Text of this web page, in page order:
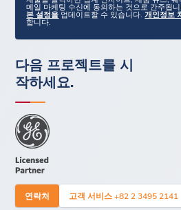
메일 마케팅 수신에 동의하는 것으로 간주됩
본 설정을업데이트할 수 있습니다.개인정보
합니다.
다음 프로젝트를 시
작하세요.
연락처 고객 서비스 +82 2 3495 2141